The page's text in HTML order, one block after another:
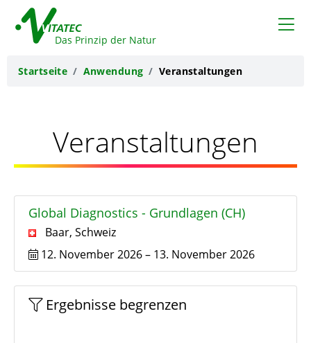
Das Prinzip der Natur
Startseite Anwendung Veranstaltungen
Veranstaltungen
Global Diagnostics - Grundlagen (CH)
Baar, Schweiz
12. November 2026– 13. November 2026
Ergebnisse begrenzen